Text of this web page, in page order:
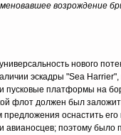
возрождение
нового
эскадры "Sea Harrier",
пусковые платформы на
флот должен был
предложения оснастить
авианосцев; поэтому